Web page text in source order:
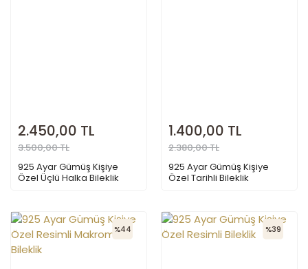
2.450,00 TL
3.500,00 TL
925 Ayar Gümüş Kişiye
Özel Üçlü Halka Bileklik
1.400,00 TL
2.380,00 TL
925 Ayar Gümüş Kişiye
Özel Tarihli Bileklik
%44 %39